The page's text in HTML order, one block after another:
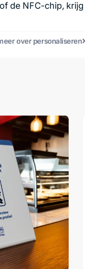
de NFC-chip, krijg
over personaliseren